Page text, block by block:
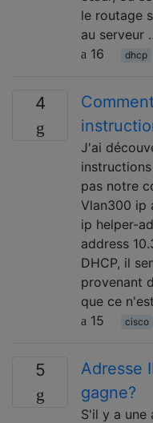
le routage
au serveur
16
dhcp
4
J'ai
pas notre
Vlan300 ip
ip helper-
address
DHCP, il
provenant
que ce
15
cisco
5
Adresse
gagne?
S'il y a une